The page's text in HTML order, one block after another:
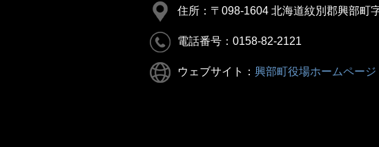
住所：〒098-1604 北海道紋別郡興部町
電話番号：0158-82-2121
ウェブサイト： 興部町役場ホームページ